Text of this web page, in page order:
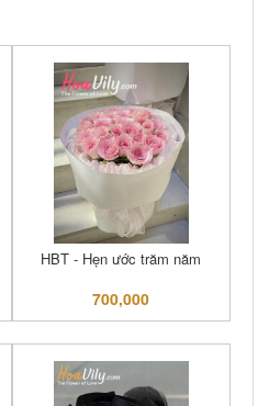
HBT - Hẹn ước trăm năm
700,000